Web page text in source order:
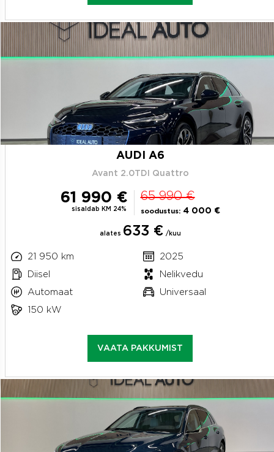
AUDI A6
Avant 2.0TDI Quattro
61 990 €
sisaldab KM 24%
65 990 €
soodustus: 4 000 €
alates 633 € /kuu
21 950 km
2025
Diisel
Nelikvedu
Automaat
Universaal
150 kW
VAATA PAKKUMIST